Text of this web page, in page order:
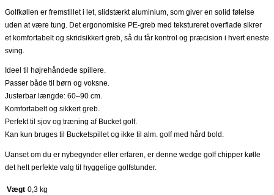
Golfkøllen er fremstillet i let, slidstærkt aluminium, som giver en solid følelse
uden at være tung. Det ergonomiske PE-greb med tekstureret overflade sikrer
et komfortabelt og skridsikkert greb, så du får kontrol og præcision i hvert eneste
sving.
Ideel til højrehåndede spillere.
Passer både til børn og voksne.
Justerbar længde: 60–90 cm.
Komfortabelt og sikkert greb.
Perfekt til sjov og træning af Bucket golf.
Kan kun bruges til Bucketspillet og ikke til alm. golf med hård bold.
Uanset om du er nybegynder eller erfaren, er denne wedge golf chipper kølle
det helt perfekte valg til hyggelige golfstunder.
Vægt 0,3 kg